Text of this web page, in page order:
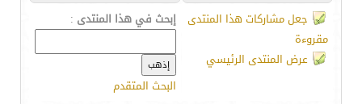
جعل مشاركات هذا المنتدى
مقروءة
عرض المنتدى الرئيسي
إبحث في هذا المنتدى :
البحث المتقدم